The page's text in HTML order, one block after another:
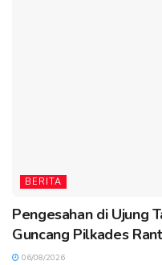
BERITA
Pengesahan di Ujung
Guncang Pilkades
06/08/2026